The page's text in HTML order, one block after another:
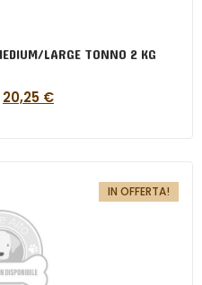
LARGE TONNO 2 KG
20,25 €
IN OFFERTA!